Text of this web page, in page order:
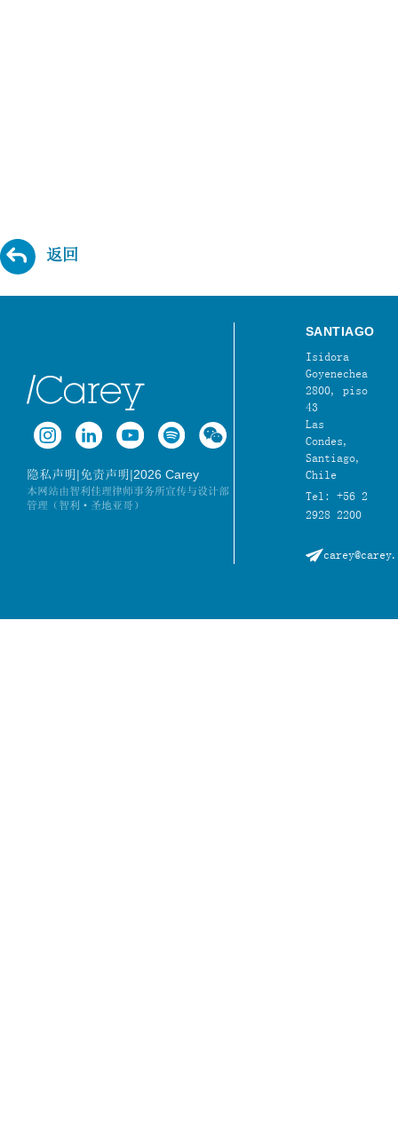
返回
隐私声明|免责声明|2026 Carey
本网站由智利佳理律师事务所宣传与设计部
管理（智利·圣地亚哥）
SANTIAGO
Isidora
Goyenechea
2800, piso
43
Las
Condes,
Santiago,
Chile
Tel: +56 2
2928 2200